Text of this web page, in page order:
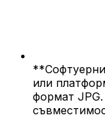
или
формат